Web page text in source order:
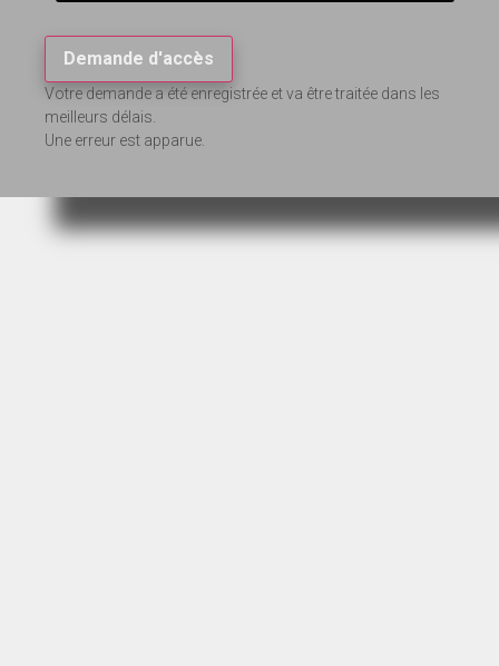
Demande d'accès
Votre demande a été enregistrée et va être traitée dans les
meilleurs délais.
Une erreur est apparue.